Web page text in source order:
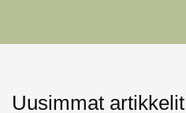
Uusimmat artikkelit